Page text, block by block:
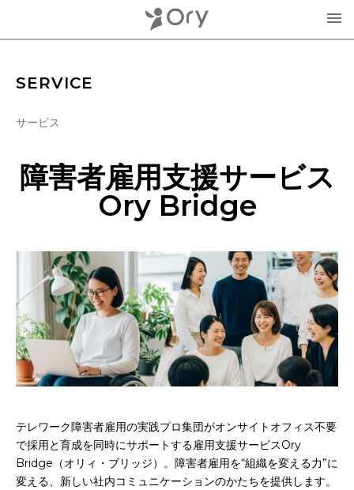
分身ロボットOriHime
意思伝達装置
OriHimeを活用したイベント企画
人材紹介FLEMEE
分身ロボットカフェ
活用事例
オリィ研究所について
ミッション
メンバー紹介
会社概要
アクセス
ヒストリー
採用情報
お問合せ・お見積り
お申込み
SERVICE
サービス
障害者雇用支援サービス
Ory Bridge
テレワーク障害者雇用の実践プロ集団がオンサイトオフィス不要
で採用と育成を同時にサポートする雇用支援サービスOry
Bridge（オリィ・ブリッジ）。障害者雇用を“組織を変える力”に
変える、新しい社内コミュニケーションのかたちを提供します。